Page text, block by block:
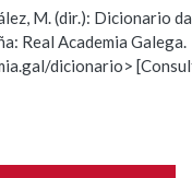
CONTIDO
M. (dir.): Dicionario
Real Academia Galega.
dicionario>